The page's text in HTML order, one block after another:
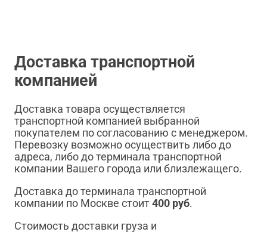
Доставка транспортной
компанией
Доставка товара осуществляется
транспортной компанией выбранной
покупателем по согласованию с менеджером.
Перевозку возможно осуществить либо до
адреса, либо до терминала транспортной
компании Вашего города или близлежащего.
Доставка до терминала транспортной
компании по Москве стоит400 руб.
Стоимость доставки груза и